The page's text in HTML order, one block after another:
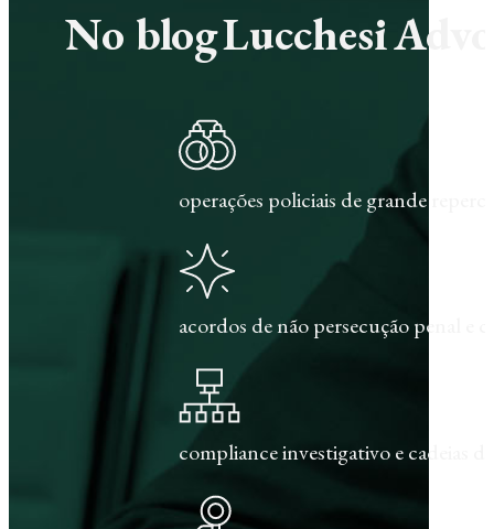
No blog Lucchesi
operações policiais de grande
acordos de não persecução penal e
compliance investigativo e cadeias